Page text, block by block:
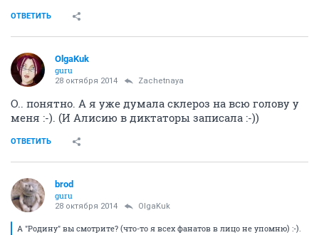
ОТВЕТИТЬ
OlgaKuk
guru
28 октября 2014 Zachetnaya
О.. понятно. А я уже думала склероз на всю голову у
меня :-). (И Алисию в диктаторы записала :-))
ОТВЕТИТЬ
brod
guru
28 октября 2014 OlgaKuk
А "Родину" вы смотрите? (что-то я всех фанатов в лицо не упомню) :-).